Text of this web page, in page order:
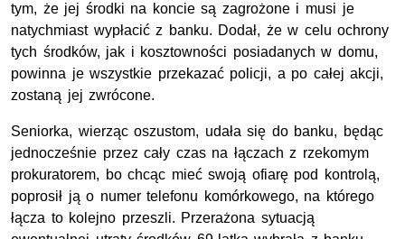
tym, że jej środki na koncie są zagrożone i musi je
natychmiast wypłacić z banku. Dodał, że w celu ochrony
tych środków, jak i kosztowności posiadanych w domu,
powinna je wszystkie przekazać policji, a po całej akcji,
zostaną jej zwrócone.
Seniorka, wierząc oszustom, udała się do banku, będąc
jednocześnie przez cały czas na łączach z rzekomym
prokuratorem, bo chcąc mieć swoją ofiarę pod kontrolą,
poprosił ją o numer telefonu komórkowego, na którego
łącza to kolejno przeszli. Przerażona sytuacją